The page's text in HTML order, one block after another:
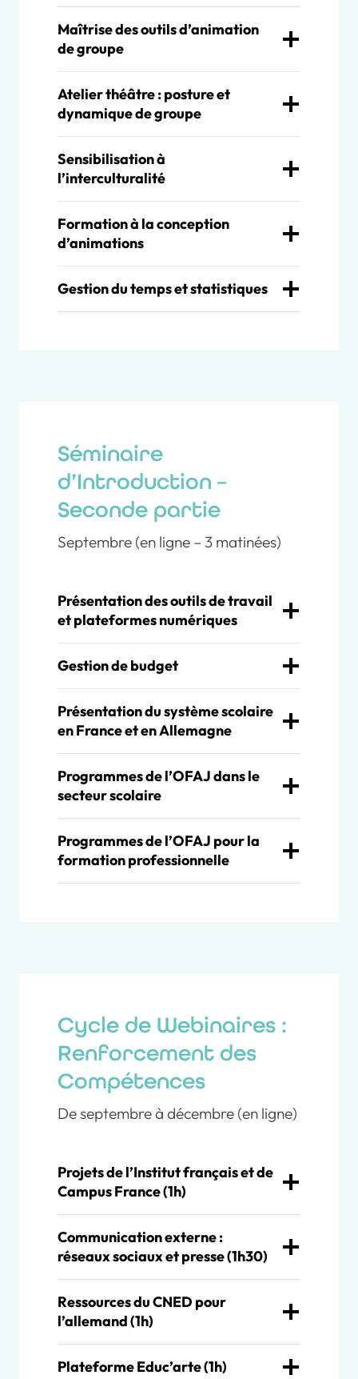
Maîtrise des outils d’animation
de groupe
Atelier théâtre : posture et
dynamique de groupe
Sensibilisation à
l’interculturalité
Formation à la conception
d’animations
Gestion du temps et statistiques
Séminaire
d’Introduction –
Seconde partie
Septembre (en ligne – 3 matinées)
Présentation des outils de travail
et plateformes numériques
Gestion de budget
Présentation du système scolaire
en France et en Allemagne
Programmes de l’OFAJ dans le
secteur scolaire
Programmes de l’OFAJ pour la
formation professionnelle
Cycle de Webinaires :
Renforcement des
Compétences
De septembre à décembre (en ligne)
Projets de l’Institut français et de
Campus France (1h)
Communication externe :
réseaux sociaux et presse (1h30)
Ressources du CNED pour
l’allemand (1h)
Plateforme Educ’arte (1h)